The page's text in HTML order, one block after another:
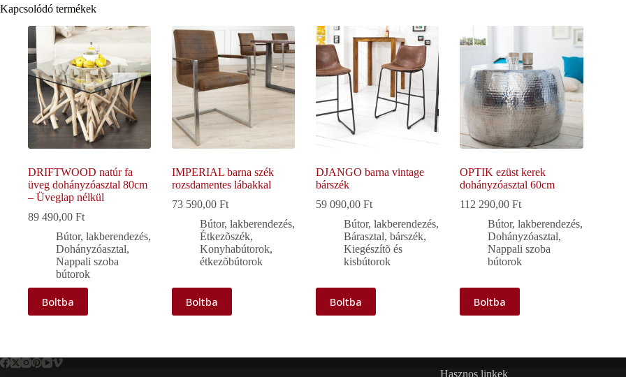
Kapcsolódó termékek
DRIFTWOOD natúr fa
üveg dohányzóasztal 80cm
– Üveglap nélkül
89 490,00 Ft
Bútor, lakberendezés,
Dohányzóasztal,
Nappali szoba
bútorok
Boltba
IMPERIAL barna szék
rozsdamentes lábakkal
73 590,00Ft
Bútor, lakberendezés,
Étkezõszék,
Konyhabútorok,
étkezõbútorok
Boltba
DJANGO barna vintage
bárszék
59 090,00Ft
Bútor, lakberendezés,
Bárasztal, bárszék,
Kiegészítõ és
kisbútorok
Boltba
OPTIK ezüst kerek
dohányzóasztal 60cm
112 290,00Ft
Bútor, lakberendezés,
Dohányzóasztal,
Nappali szoba
bútorok
Boltba
Hasznos linkek